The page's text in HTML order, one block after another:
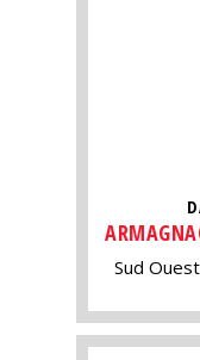
Sud Ouest